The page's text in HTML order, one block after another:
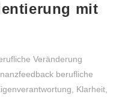
mit
Veränderung
berufliche
Klarheit,